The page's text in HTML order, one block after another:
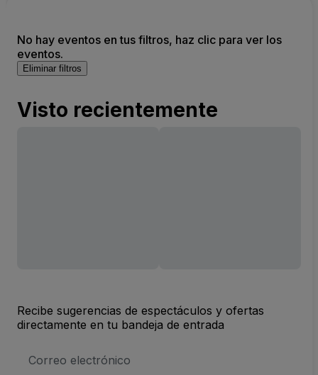
No hay eventos en tus filtros, haz clic para ver los
eventos.
Eliminar filtros
Visto recientemente
Recibe sugerencias de espectáculos y ofertas
directamente en tu bandeja de entrada
de